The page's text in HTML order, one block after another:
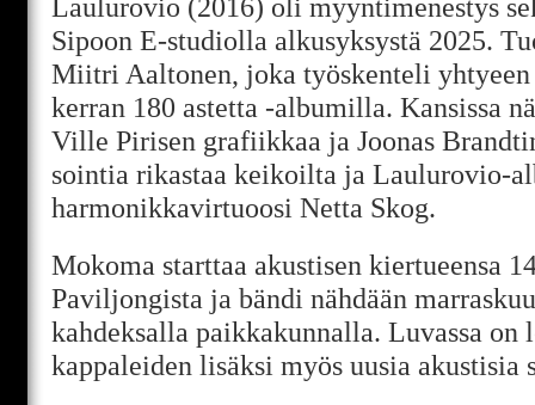
Laulurovio (2016) oli myyntimenestys
Sipoon E-studiolla alkusyksystä 2025.
Miitri Aaltonen, joka työskenteli yhtyeen
kerran 180 astetta -albumilla. Kansissa
Ville Pirisen grafiikkaa ja Joonas
sointia rikastaa keikoilta ja Laulurovio-
harmonikkavirtuoosi Netta Skog.
Mokoma starttaa akustisen kiertueensa
Paviljongista ja bändi nähdään
kahdeksalla paikkakunnalla. Luvassa
kappaleiden lisäksi myös uusia